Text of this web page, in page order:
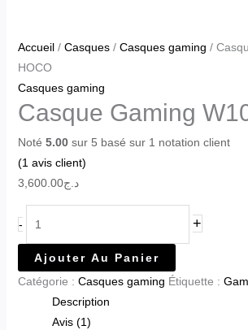
Accueil/ Casques/ Casques gaming /
HOCO
Casques gaming
Casque Gaming
Noté 5.00sur 5 basé sur 1 notation client
(1avis client)
د.ج3,600.00
- +
Ajouter Au Panier
Catégorie : Casques gaming Étiquette :
Description
Avis (1)